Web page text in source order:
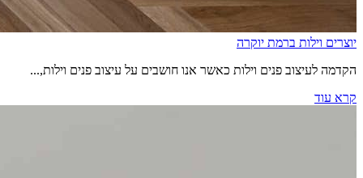
יוצרים וילות ברמת יוקרה
הקדמה לעיצוב פנים וילות כאשר אנו חושבים על עיצוב פנים וילות,...
קרא עוד